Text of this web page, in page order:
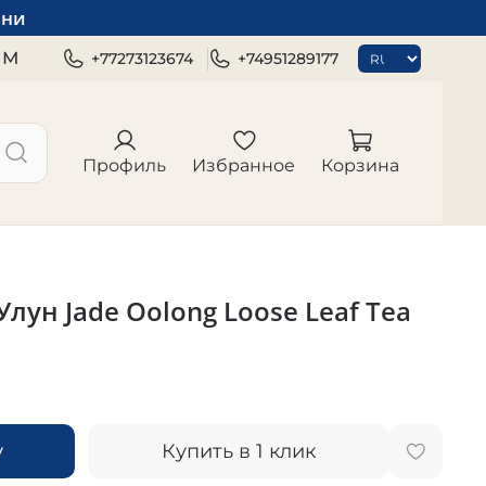
+77273123674 +74951289177
Профиль Избранное Корзина
Jade Oolong Loose Leaf Tea
Купить в 1 клик